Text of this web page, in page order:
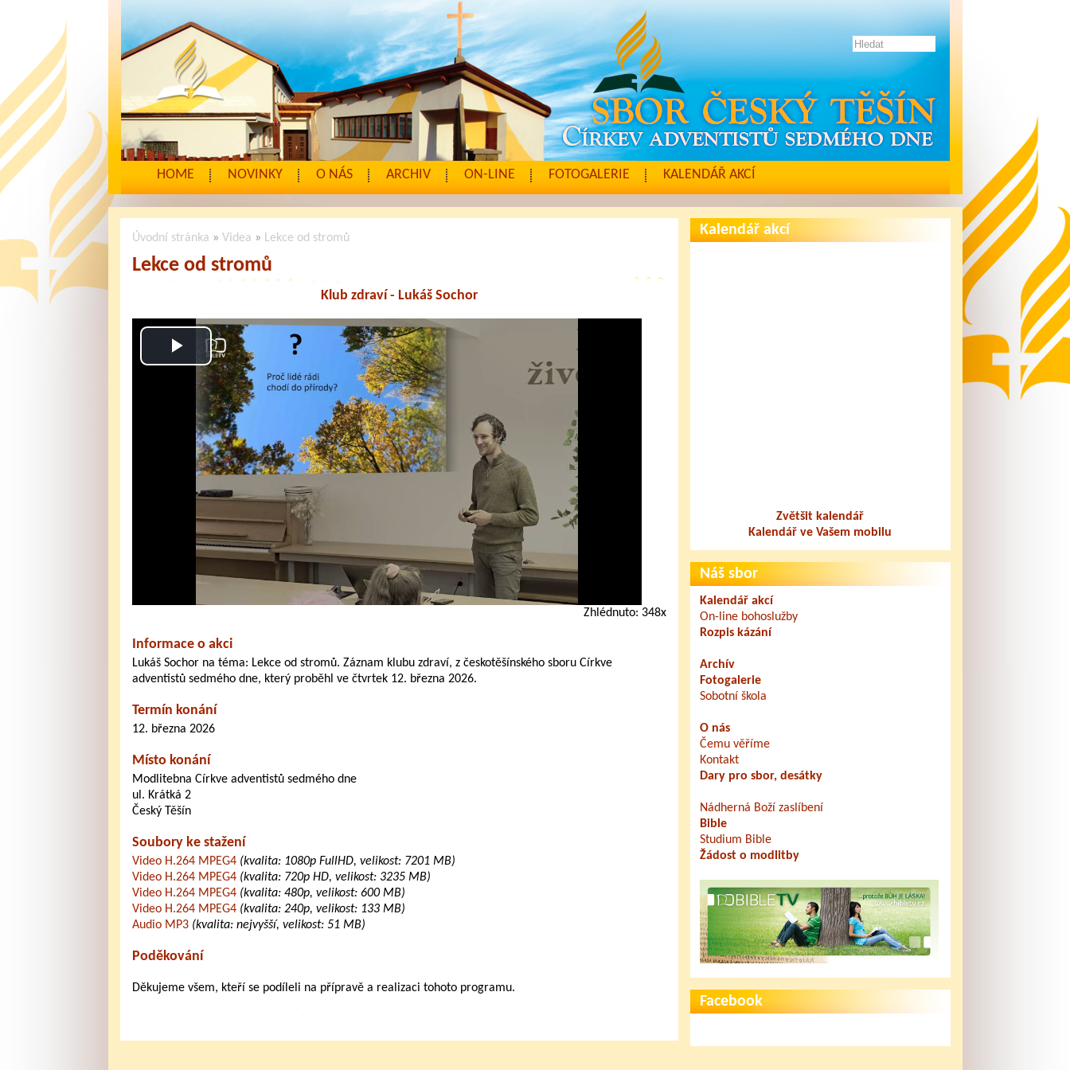
HOME NOVINKY O NÁS ARCHIV ON-LINE FOTOGALERIE KALENDÁŘ AKCÍ
Úvodní stránka » Videa » Lekce od stromů
Lekce od stromů
Klub zdraví - Lukáš Sochor
Play
Video
Zhlédnuto: 348x
Informace o akci
Lukáš Sochor na téma: Lekce od stromů. Záznam klubu zdraví, z českotěšínského sboru Církve
adventistů sedmého dne, který proběhl ve čtvrtek 12. března 2026.
Termín konání
12. března 2026
Místo konání
Modlitebna Církve adventistů sedmého dne
ul. Krátká 2
Český Těšín
Soubory ke stažení
Video H.264 MPEG4 (kvalita: 1080p FullHD, velikost: 7201 MB)
Video H.264 MPEG4 (kvalita: 720p HD, velikost: 3235 MB)
Video H.264 MPEG4 (kvalita: 480p, velikost: 600 MB)
Video H.264 MPEG4 (kvalita: 240p, velikost: 133 MB)
Audio MP3 (kvalita: nejvyšší, velikost: 51 MB)
Poděkování
Děkujeme všem, kteří se podíleli na přípravě a realizaci tohoto programu.
Kalendář akcí
Zvětšit kalendář
Kalendář ve Vašem mobilu
Náš sbor
Kalendář akcí
On-line bohoslužby
Rozpis kázání
Archív
Fotogalerie
Sobotní škola
O nás
Čemu věříme
Kontakt
Dary pro sbor, desátky
Nádherná Boží zaslíbení
Bible
Studium Bible
Žádost o modlitby
Facebook